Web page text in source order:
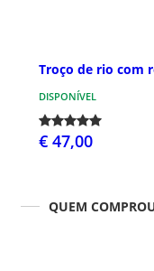
Troço de rio com
DISPONÍVEL
€ 47,00
QUEM